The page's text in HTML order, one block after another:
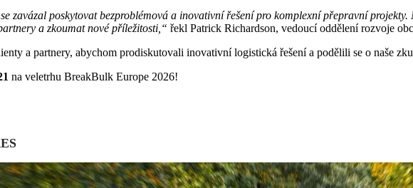
zavázal poskytovat bezproblémová a inovativní řešení pro komplexní přepravní
a zkoumat nové příležitosti,“ řekl Patrick Richardson, vedoucí oddělení rozvoje
a partnery, abychom prodiskutovali inovativní logistická řešení a podělili se o naše
na veletrhu BreakBulk Europe 2026!